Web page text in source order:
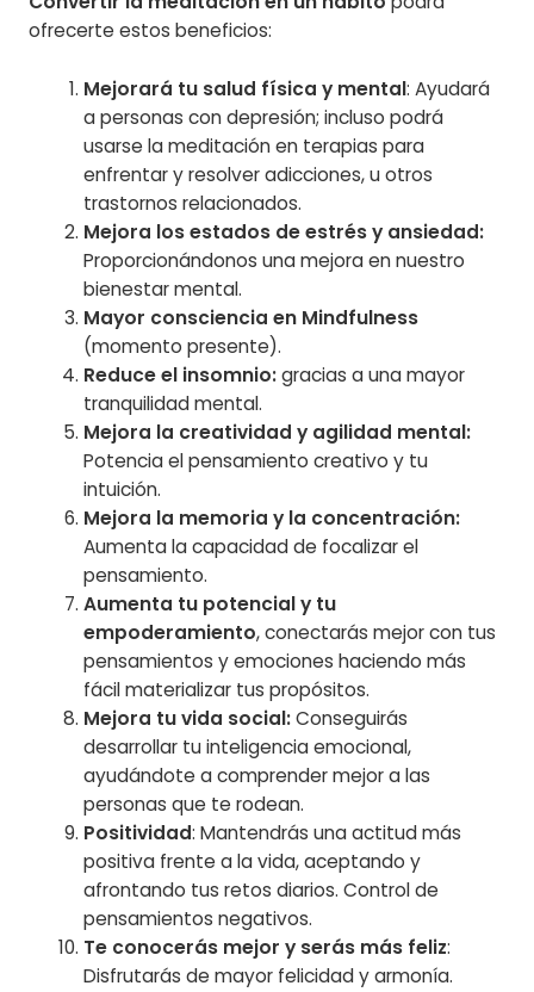
ofrecerte estos beneficios:
Mejorará tu salud física y mental: Ayudará
a personas con depresión; incluso podrá
usarse la meditación en terapias para
enfrentar y resolver adicciones, u otros
trastornos relacionados.
Mejora los estados de estrés y ansiedad:
Proporcionándonos una mejora en nuestro
bienestar mental.
Mayor consciencia en Mindfulness
(momento presente).
Reduce el insomnio:gracias a una mayor
tranquilidad mental.
Mejora la creatividad y agilidad mental:
Potencia el pensamiento creativo y tu
intuición.
Mejora la memoria y la concentración:
Aumenta la capacidad de focalizar el
pensamiento.
Aumenta tu potencial y tu
empoderamiento, conectarás mejor con tus
pensamientos y emociones haciendo más
fácil materializar tus propósitos.
Mejora tu vida social:Conseguirás
desarrollar tu inteligencia emocional,
ayudándote a comprender mejor a las
personas que te rodean.
Positividad: Mantendrás una actitud más
positiva frente a la vida, aceptando y
afrontando tus retos diarios. Control de
pensamientos negativos.
Te conocerás mejor y serás más feliz:
Disfrutarás de mayor felicidad y armonía.